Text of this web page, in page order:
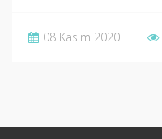
08 Kasım 2020